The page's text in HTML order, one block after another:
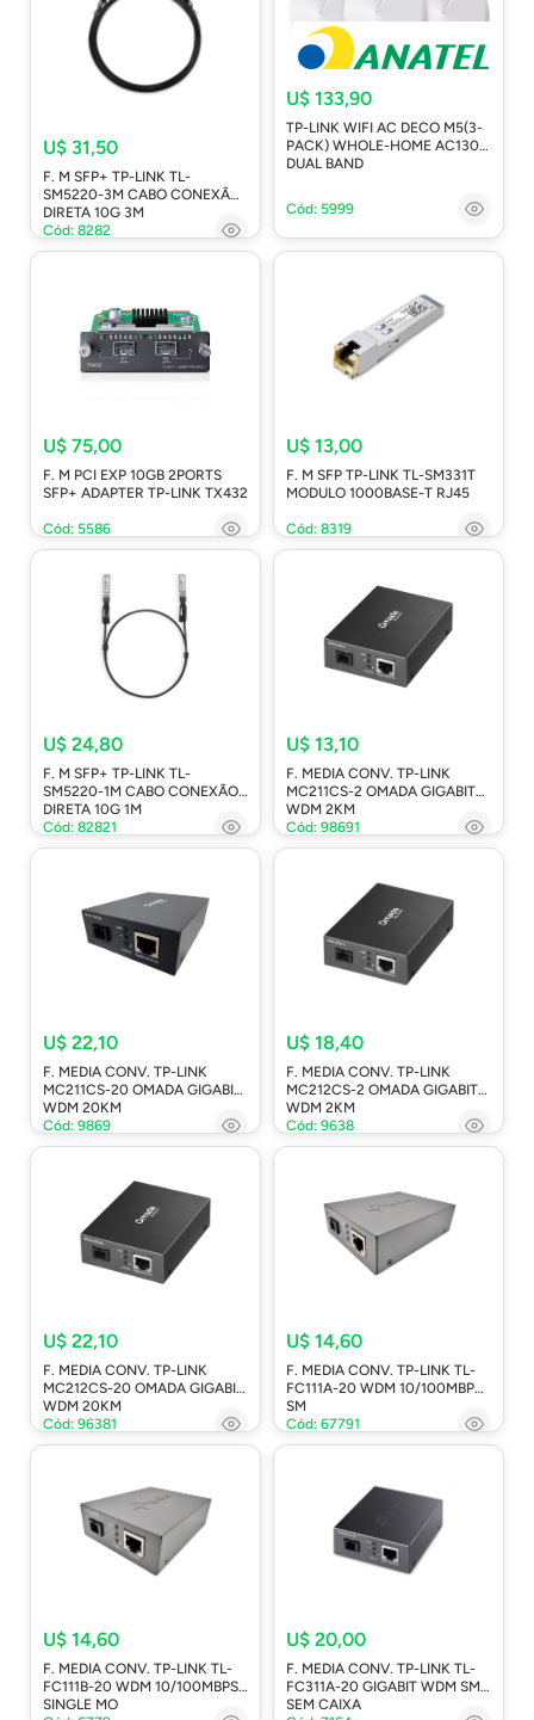
U$ 31,50
F. M SFP+ TP-LINK TL-
SM5220-3M CABO CONEXÃO
DIRETA 10G 3M
Cód: 8282
U$ 133,90
TP-LINK WIFI AC DECO M5(3-
PACK) WHOLE-HOME AC1300
DUAL BAND
Cód: 5999
U$ 75,00
F. M PCI EXP 10GB 2PORTS
SFP+ ADAPTER TP-LINK TX432
Cód: 5586
U$ 13,00
F. M SFP TP-LINK TL-SM331T
MODULO 1000BASE-T RJ45
Cód: 8319
U$ 24,80
F. M SFP+ TP-LINK TL-
SM5220-1M CABO CONEXÃO
DIRETA 10G 1M
Cód: 82821
U$ 13,10
F. MEDIA CONV. TP-LINK
MC211CS-2 OMADA GIGABIT
WDM 2KM
Cód: 98691
U$ 22,10
F. MEDIA CONV. TP-LINK
MC211CS-20 OMADA GIGABIT
WDM 20KM
Cód: 9869
U$ 18,40
F. MEDIA CONV. TP-LINK
MC212CS-2 OMADA GIGABIT
WDM 2KM
Cód: 9638
U$ 22,10
F. MEDIA CONV. TP-LINK
MC212CS-20 OMADA GIGABIT
WDM 20KM
Cód: 96381
U$ 14,60
F. MEDIA CONV. TP-LINK TL-
FC111A-20 WDM 10/100MBPS
SM
Cód: 67791
U$ 14,60
F. MEDIA CONV. TP-LINK TL-
FC111B-20 WDM 10/100MBPS
SINGLE MO
U$ 20,00
F. MEDIA CONV. TP-LINK TL-
FC311A-20 GIGABIT WDM SM
SEM CAIXA